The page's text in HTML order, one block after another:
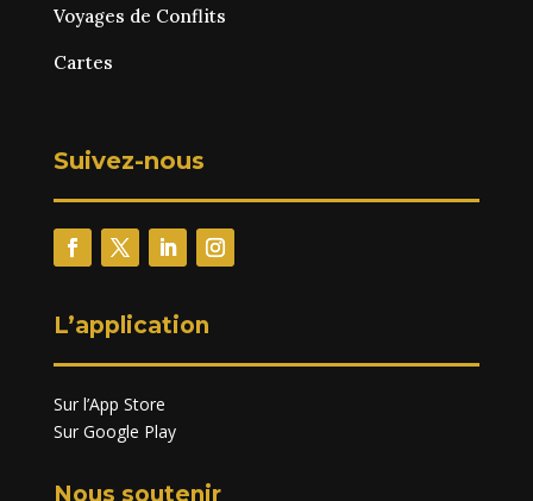
Voyages de Conflits
Cartes
Suivez-nous
L’application
Sur l’App Store
Sur Google Play
Nous soutenir